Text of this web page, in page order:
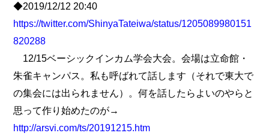
◆2019/12/12 20:40
https://twitter.com/ShinyaTateiwa/status/1205089980151
820288
12/15ベーシックインカム学会大会。会場は立命館・
朱雀キャンパス。私も呼ばれて話します（それで東大で
の集会には出られません）。何を話したらよいのやらと
思って作り始めたのが→
http://arsvi.com/ts/20191215.htm